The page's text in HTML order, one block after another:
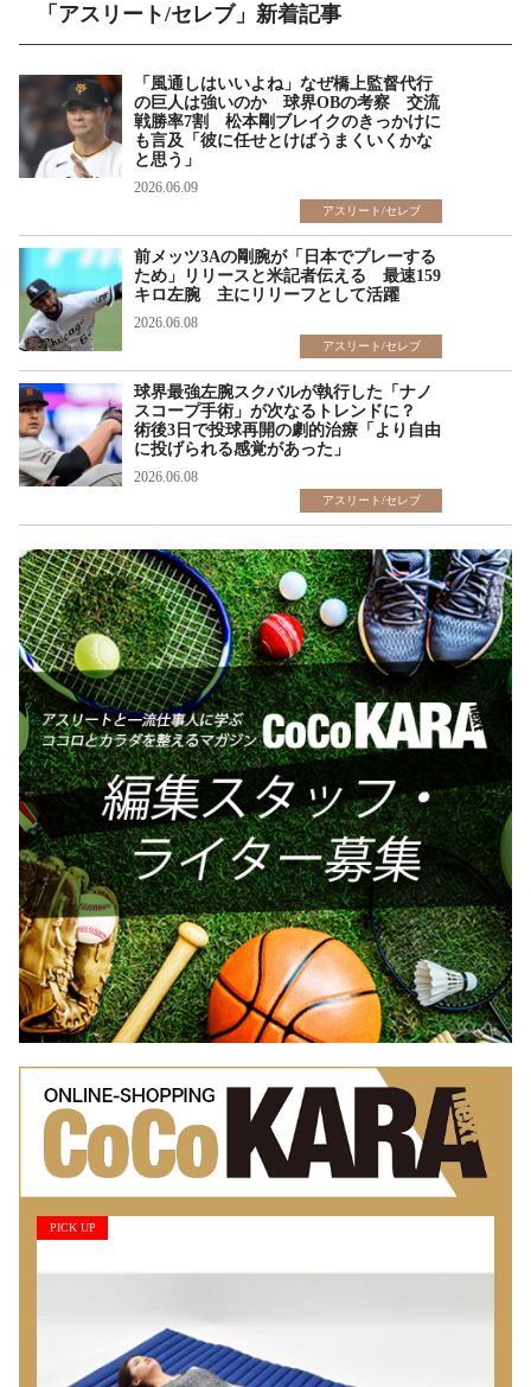
「アスリート/セレブ」新着記事
「風通しはいいよね」なぜ橋上監督代行
の巨人は強いのか 球界OBの考察 交流
戦勝率7割 松本剛ブレイクのきっかけに
も言及「彼に任せとけばうまくいくかな
と思う」
2026.06.09
アスリート/セレブ
前メッツ3Aの剛腕が「日本でプレーする
ため」リリースと米記者伝える 最速159
キロ左腕 主にリリーフとして活躍
2026.06.08
アスリート/セレブ
球界最強左腕スクバルが執行した「ナノ
スコープ手術」が次なるトレンドに？
術後3日で投球再開の劇的治療「より自由
に投げられる感覚があった」
2026.06.08
アスリート/セレブ
PICK UP